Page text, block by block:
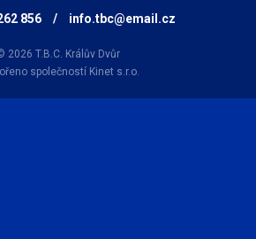
856
/ info.tbc@email.cz
2026 T.B.C. Králův Dvůr
společností Kinet s.r.o.